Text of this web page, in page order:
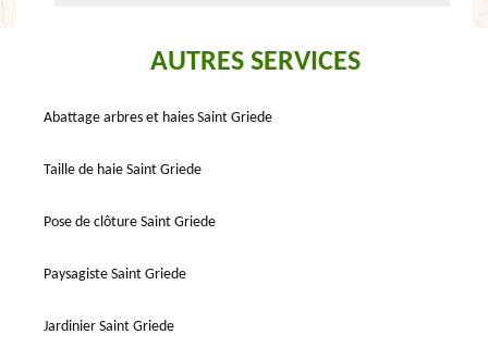
AUTRES SERVICES
Abattage arbres et haies Saint Griede
Taille de haie Saint Griede
Pose de clôture Saint Griede
Paysagiste Saint Griede
Jardinier Saint Griede